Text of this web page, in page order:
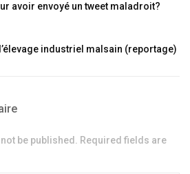
avoir envoyé un tweet maladroit?
industriel malsain (reportage)
be published. Required fields are